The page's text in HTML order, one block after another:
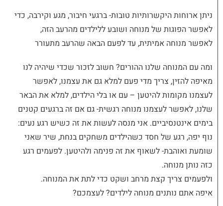
ניתן ארוחות היקשרותיות טובות- ברגעי חיבור, מגע וקירבה, כדי
לאפשר הפוגות של מנוחה ושובע ללילדים מהרעב הזה,
לאפשר מנוחה אמיתית, עד לפעם הבאה שהרעב מתעורר
ומה עם המנוחה שלנו ההורים? חשוב לזכור שכדי שיהיה לנו
מאיפה להזין, צריך מדי פעם למלא גם את עצמנו, לאפשר
לעצמנו מקומות להיטען – עם או בלי הילדים, למלא את הבאר
שלנו, לאפשר לעצמנו מנוחה רגשית- גם אם זה ברגעים קטנים
בימים אינטנסיביים. אני מנסה לעשות את זה כשיש רגע נעים:
נוף יפה, רגע של חסד כשהילדים משחקים בנחת, שיר שאני
שומעת ואוהבת- לשאוף את זה פנימה ולהיטען. לפעמים רגע
כזה נותן מנוחה.
ולפעמים צריך קצת מרחב ושקט כדי לתת את המנוחה.
איפה אתם נותנים מנוחה לילדים? לעצמכם?